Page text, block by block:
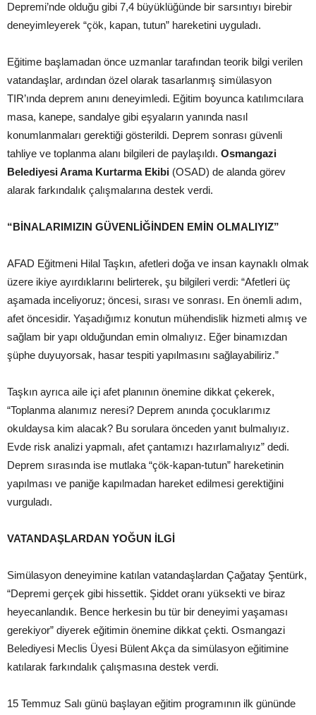
Depremi’nde olduğu gibi 7,4 büyüklüğünde bir sarsıntıyı birebir
deneyimleyerek “çök, kapan, tutun” hareketini uyguladı.
Eğitime başlamadan önce uzmanlar tarafından teorik bilgi verilen
vatandaşlar, ardından özel olarak tasarlanmış simülasyon
TIR’ında deprem anını deneyimledi. Eğitim boyunca katılımcılara
masa, kanepe, sandalye gibi eşyaların yanında nasıl
konumlanmaları gerektiği gösterildi. Deprem sonrası güvenli
tahliye ve toplanma alanı bilgileri de paylaşıldı. Osmangazi
Belediyesi Arama Kurtarma Ekibi (OSAD) de alanda görev
alarak farkındalık çalışmalarına destek verdi.
“BİNALARIMIZIN GÜVENLİĞİNDEN EMİN OLMALIYIZ”
AFAD Eğitmeni Hilal Taşkın, afetleri doğa ve insan kaynaklı olmak
üzere ikiye ayırdıklarını belirterek, şu bilgileri verdi: “Afetleri üç
aşamada inceliyoruz; öncesi, sırası ve sonrası. En önemli adım,
afet öncesidir. Yaşadığımız konutun mühendislik hizmeti almış ve
sağlam bir yapı olduğundan emin olmalıyız. Eğer binamızdan
şüphe duyuyorsak, hasar tespiti yapılmasını sağlayabiliriz.”
Taşkın ayrıca aile içi afet planının önemine dikkat çekerek,
“Toplanma alanımız neresi? Deprem anında çocuklarımız
okuldaysa kim alacak? Bu sorulara önceden yanıt bulmalıyız.
Evde risk analizi yapmalı, afet çantamızı hazırlamalıyız” dedi.
Deprem sırasında ise mutlaka “çök-kapan-tutun” hareketinin
yapılması ve paniğe kapılmadan hareket edilmesi gerektiğini
vurguladı.
VATANDAŞLARDAN YOĞUN İLGİ
Simülasyon deneyimine katılan vatandaşlardan Çağatay Şentürk,
“Depremi gerçek gibi hissettik. Şiddet oranı yüksekti ve biraz
heyecanlandık. Bence herkesin bu tür bir deneyimi yaşaması
gerekiyor” diyerek eğitimin önemine dikkat çekti. Osmangazi
Belediyesi Meclis Üyesi Bülent Akça da simülasyon eğitimine
katılarak farkındalık çalışmasına destek verdi.
15 Temmuz Salı günü başlayan eğitim programının ilk gününde